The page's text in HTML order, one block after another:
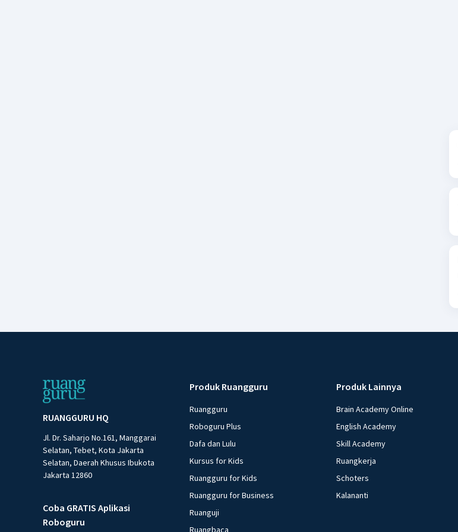
RUANGGURU HQ
Jl. Dr. Saharjo No.161, Manggarai
Selatan, Tebet, Kota Jakarta
Selatan, Daerah Khusus Ibukota
Jakarta 12860
Coba GRATIS Aplikasi
Roboguru
Produk Ruangguru
Ruangguru
Roboguru Plus
Dafa dan Lulu
Kursus for Kids
Ruangguru for Kids
Ruangguru for Business
Ruanguji
Ruangbaca
Produk Lainnya
Brain Academy Online
English Academy
Skill Academy
Ruangkerja
Schoters
Kalananti